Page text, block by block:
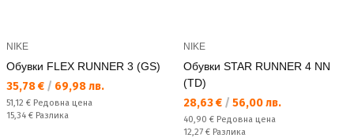
NIKE
Обувки FLEX RUNNER 3 (GS)
Текуща цена:
35,78 € / 69,98 лв.
Редовна цена:
51,12 € Редовна цена
Спестявате:
15,34 € Разлика
NIKE
Обувки STAR RUNNER 4 NN
(TD)
Текуща цена:
28,63 € / 56,00 лв.
Редовна цена:
40,90 € Редовна цена
Спестявате:
12,27 € Разлика